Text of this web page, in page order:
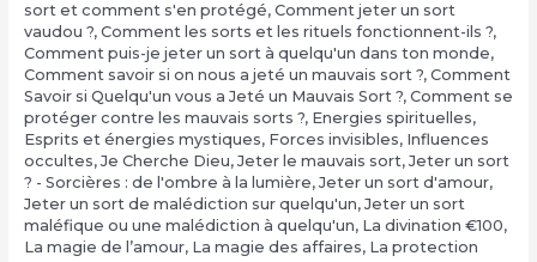
sort et comment s'en protégé, Comment jeter un sort
vaudou ?, Comment les sorts et les rituels fonctionnent-ils ?,
Comment puis-je jeter un sort à quelqu'un dans ton monde,
Comment savoir si on nous a jeté un mauvais sort ?, Comment
Savoir si Quelqu'un vous a Jeté un Mauvais Sort ?, Comment se
protéger contre les mauvais sorts ?, Energies spirituelles,
Esprits et énergies mystiques, Forces invisibles, Influences
occultes, Je Cherche Dieu, Jeter le mauvais sort, Jeter un sort
? - Sorcières : de l'ombre à la lumière, Jeter un sort d'amour,
Jeter un sort de malédiction sur quelqu'un, Jeter un sort
maléfique ou une malédiction à quelqu'un, La divination €100,
‎La magie de l’amour, ‎La magie des affaires, ‎La protection